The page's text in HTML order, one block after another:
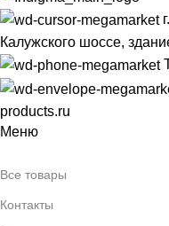
Калужского шоссе,
products.ru
Меню
Все товары
Контакты